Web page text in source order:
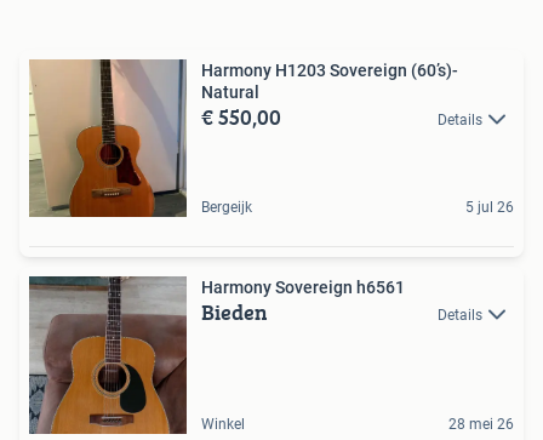
Harmony H1203 Sovereign (60’s)-
Natural
€ 550,00 Details
Bergeijk 5 jul 26
Harmony Sovereign h6561
Bieden Details
Winkel 28 mei 26